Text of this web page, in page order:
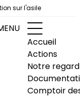
sur l'asile
Accueil
Actions
Notre regard
Comptoir